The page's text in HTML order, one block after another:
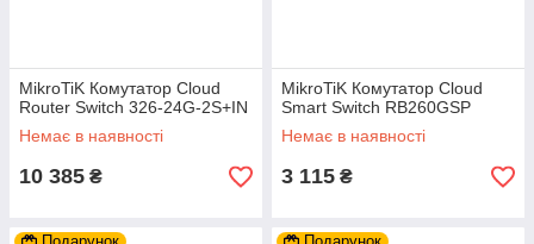
MikroTiK Комутатор Cloud
Router Switch 326-24G-2S+IN
Немає в наявності
10 385 ₴
MikroTiK Комутатор Cloud
Smart Switch RB260GSP
Немає в наявності
3 115 ₴